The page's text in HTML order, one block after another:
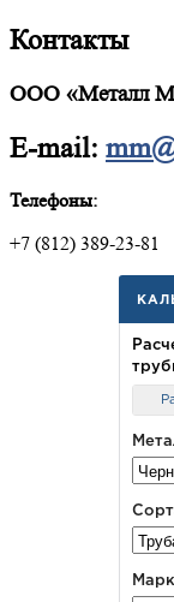
Контакты
ООО «Металл
E-mail:
Телефоны:
+7 (812) 389-23-81